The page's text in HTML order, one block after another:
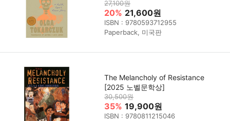
27,100원
20% 21,600원
ISBN : 9780593712955
Paperback, 미국판
The Melancholy of Resistance
[2025 노벨문학상]
30,500원
35% 19,900원
ISBN : 9780811215046